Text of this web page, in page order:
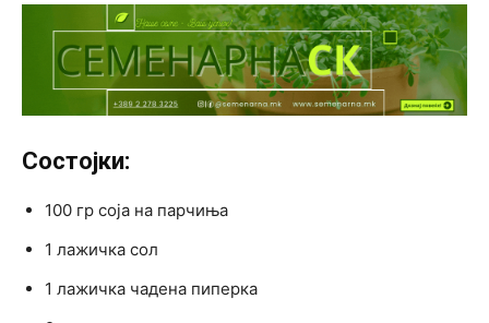
Состојки:
100 гр соја на парчиња
1 лажичка сол
1 лажичка чадена пиперка